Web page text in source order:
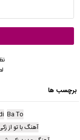
برچسب ها
Ba To
آهنگ با تو از